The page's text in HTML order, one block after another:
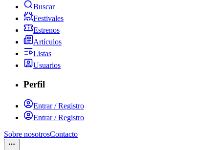
Buscar
Festivales
Estrenos
Artículos
Listas
Usuarios
Perfil
Entrar / Registro
Entrar / Registro
Sobre nosotrosContacto